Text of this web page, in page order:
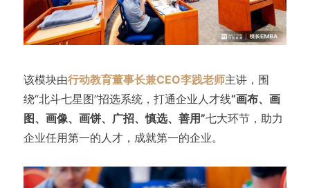
该模块由行动教育董事长兼CEO李践老师主讲，围
绕“北斗七星图”招选系统，打通企业人才线“画布、画
图、画像、画饼、广招、慎选、善用”七大环节，助力
企业任用第一的人才，成就第一的企业。